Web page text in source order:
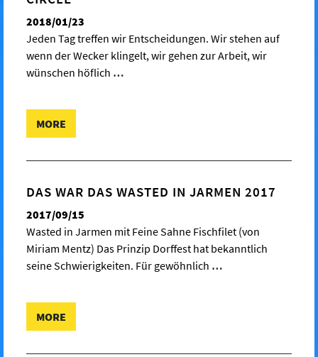
2018/01/23
Jeden Tag treffen wir Entscheidungen. Wir stehen auf
wenn der Wecker klingelt, wir gehen zur Arbeit, wir
wünschen höflich …
MORE
DAS WAR DAS WASTED IN JARMEN 2017
2017/09/15
Wasted in Jarmen mit Feine Sahne Fischfilet (von
Miriam Mentz) Das Prinzip Dorffest hat bekanntlich
seine Schwierigkeiten. Für gewöhnlich …
MORE